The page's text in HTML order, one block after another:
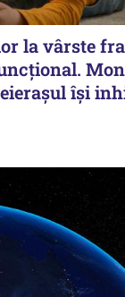
la vârste
își